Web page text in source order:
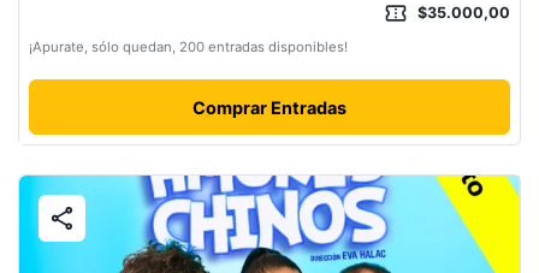
confirmation_number $35.000,00
¡Apurate, sólo quedan, 200 entradas disponibles!
Comprar Entradas
share